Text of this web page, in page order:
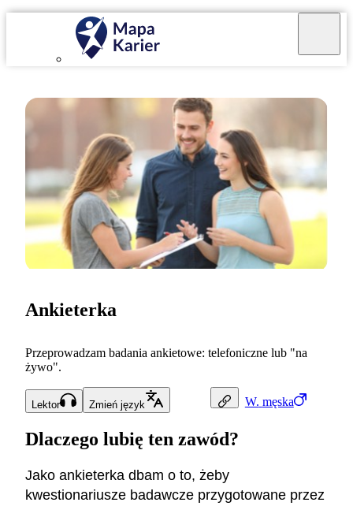
W. męska
Ankieterka
Przeprowadzam badania ankietowe: telefoniczne lub "na
żywo".
Lektor Zmień język
Dlaczego lubię ten zawód?
Jako ankieterka dbam o to, żeby
kwestionariusze badawcze przygotowane przez